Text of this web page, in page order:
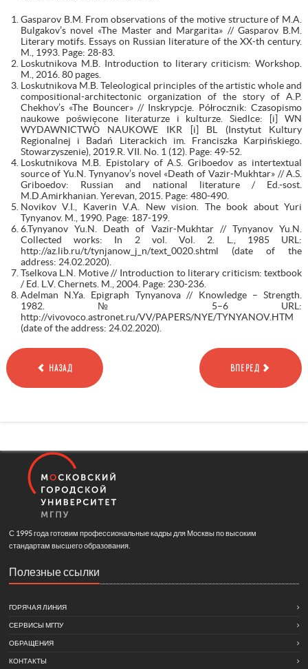
Gasparov B.M. From observations of the motive structure of M.A.
Bulgakov’s novel «The Master and Margarita» // Gasparov B.M.
Literary motifs. Essays on Russian literature of the XX-th century.
M., 1993. Page: 28-83.
Loskutnikova M.B. Introduction to literary criticism: Workshop.
M., 2016. 80 pages.
Loskutnikova M.B. Teleological principles of the artistic whole and
compositional-architectonic organization of the story of A.P.
Chekhov’s «The Bouncer» // Inskrypcje. Półrocznik: Czasopismo
naukowe poświęcone literaturze i kulturze. Siedlce: [i] WN
WYDAWNICTWO NAUKOWE IKR [i] BL (Instytut Kultury
Regionalnej i Badań Literackich im. Franciszka Karpińskiego.
Stowarzyszenie), 2019.R. VII. No. 1 (12). Page: 49-52.
Loskutnikova M.B. Epistolary of A.S. Griboedov as intertextual
source of Yu.N. Tynyanov’s novel «Death of Vazir-Mukhtar» // A.S.
Griboedov: Russian and national literature / Ed.-sost.
M.D.Amirkhanian. Yerevan, 2015. Page: 480-490.
Novikov V.I., Kaverin V.A. New vision. The book about Yuri
Tynyanov. M., 1990. Page: 187-199.
6.Tynyanov Yu.N. Death of Vazir-Mukhtar // Tynyanov Yu.N.
Collected works: In 2 vol. Vol. 2. L., 1985 URL:
http://az.lib.ru/t/tynjanow_j_n/text_0020.shtml (date of the
address: 24.02.2020).
Tselkova L.N. Motive // Introduction to literary criticism: textbook
/ Ed. L.V. Chernets. M., 2004. Page: 230-236.
Adelman N.Ya. Epigraph Tynyanova // Knowledge – Strength.
1982. № 5–6 URL:
http://vivovoco.astronet.ru/VV/PAPERS/NYE/TYNYANOV.HTM
(date of the address: 24.02.2020).
НАЗАД ВПЕРЕД
С 1995 года готовим профессиональные кадры для Москвы по высоким
стандартам высшего образования.
Полезные ссылки
ГОРЯЧАЯ ЛИНИЯ
СЕРВИСЫ МГПУ
ОБРАЩЕНИЯ
КОНТАКТЫ